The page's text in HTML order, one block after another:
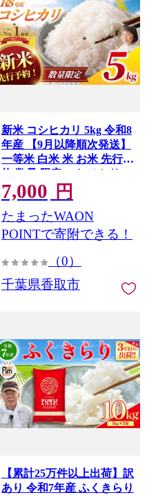
新米 コシヒカリ 5kg 令和8
年産 【9月以降順次発送】
一等米 白米 米 お米 先行予
約 数量 限定 こしひかり 5
キロ 米5kg ごはん こめ コ
メ はくまい お米マイスタ
ー 厳選 予約 白飯 ※
okome kome おむすび おに
せ 弁当 家計応援 7000円 千
千葉 千葉県 香取市
7,000 円
たまったWAON
POINTで寄附できる！
（0）
千葉県香取市
【累計25万件以上出荷】訳
あり 令和7年産 ふくきらり